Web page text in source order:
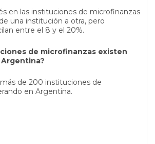
en las instituciones de microfinanzas
una institución a otra, pero
entre el 8 y el 20%.
de microfinanzas existen
de 200 instituciones de
en Argentina.